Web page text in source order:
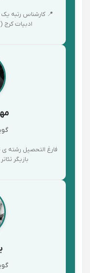
📍 کارشناس رتبه یک
ادبیات کرج
فارغ التحصیل رشته ی
بازیگر تئاتر ۶ سال سابقه ی تدریس...